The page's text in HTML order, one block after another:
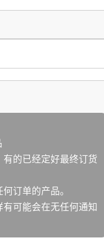
的已经定好最终订货
订单的产品。
可能会在无任何通知